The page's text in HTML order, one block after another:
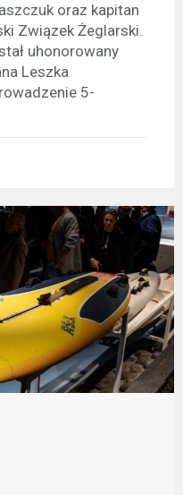
oraz kapitan
Związek Żeglarski.
uhonorowany
Leszka
5-